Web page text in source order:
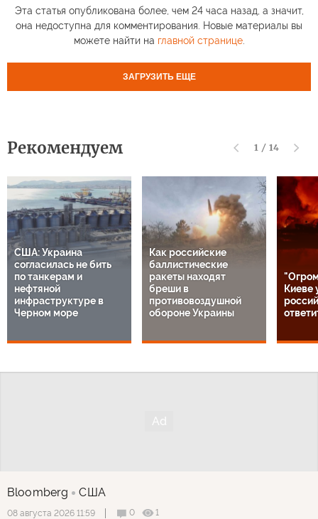
Эта статья опубликована более, чем 24 часа назад, а значит,
она недоступна для комментирования. Новые материалы вы
можете найти на главной странице.
ЗАГРУЗИТЬ ЕЩЕ
Рекомендуем 1 / 14
США: Украина
согласилась не бить
по танкерам и
нефтяной
инфраструктуре в
Черном море
Как российские
баллистические
ракеты находят
бреши в
противовоздушной
обороне Украины
Киеве
Bloomberg США
08 августа 2026 11:59 0
1